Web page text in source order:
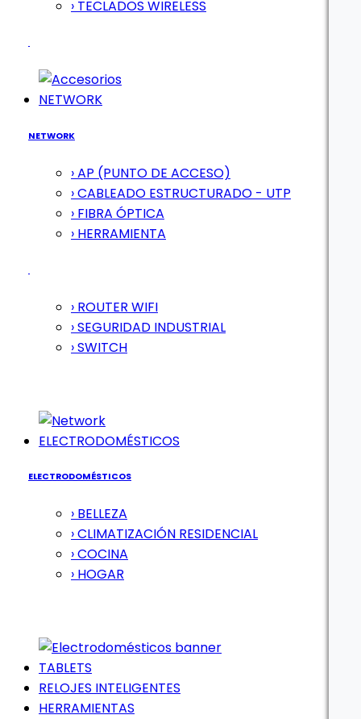
› TECLADOS WIRELESS
NETWORK
NETWORK
› AP (PUNTO DE ACCESO)
› CABLEADO ESTRUCTURADO - UTP
› FIBRA ÓPTICA
› HERRAMIENTA
› ROUTER WIFI
› SEGURIDAD INDUSTRIAL
› SWITCH
ELECTRODOMÉSTICOS
ELECTRODOMÉSTICOS
› BELLEZA
› CLIMATIZACIÓN RESIDENCIAL
› COCINA
› HOGAR
TABLETS
RELOJES INTELIGENTES
HERRAMIENTAS